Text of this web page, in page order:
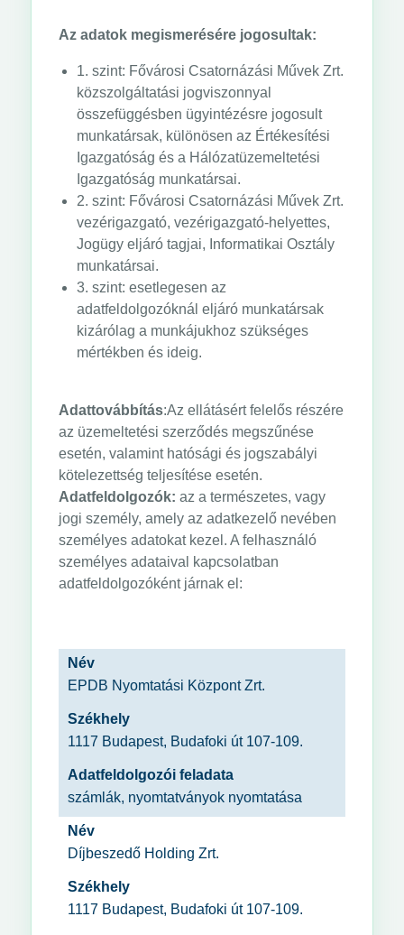
Az adatok megismerésére jogosultak:
1. szint: Fővárosi Csatornázási Művek Zrt.
közszolgáltatási jogviszonnyal
összefüggésben ügyintézésre jogosult
munkatársak, különösen az Értékesítési
Igazgatóság és a Hálózatüzemeltetési
Igazgatóság munkatársai.
2. szint: Fővárosi Csatornázási Művek Zrt.
vezérigazgató, vezérigazgató-helyettes,
Jogügy eljáró tagjai, Informatikai Osztály
munkatársai.
3. szint: esetlegesen az
adatfeldolgozóknál eljáró munkatársak
kizárólag a munkájukhoz szükséges
mértékben és ideig.
Adattovábbítás:Az ellátásért felelős részére
az üzemeltetési szerződés megszűnése
esetén, valamint hatósági és jogszabályi
kötelezettség teljesítése esetén.
Adatfeldolgozók: az a természetes, vagy
jogi személy, amely az adatkezelő nevében
személyes adatokat kezel. A felhasználó
személyes adataival kapcsolatban
adatfeldolgozóként járnak el:
EPDB Nyomtatási Központ Zrt.
Név
1117 Budapest, Budafoki út 107-109.
Székhely
számlák, nyomtatványok nyomtatása
Adatfeldolgozói feladata
Díjbeszedő Holding Zrt.
Név
1117 Budapest, Budafoki út 107-109.
Székhely